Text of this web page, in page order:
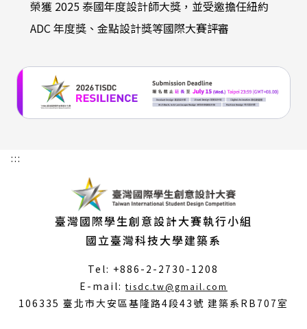
榮獲 2025 泰國年度設計師大獎，並受邀擔任紐約
ADC 年度獎、金點設計獎等國際大賽評審
:::
臺灣國際學生創意設計大賽執行小組
國立臺灣科技大學建築系
Tel: +886-2-2730-1208
E-mail:tisdc.tw@gmail.com
開
106335 臺北市大安區基隆路4段43號 建築系RB707室